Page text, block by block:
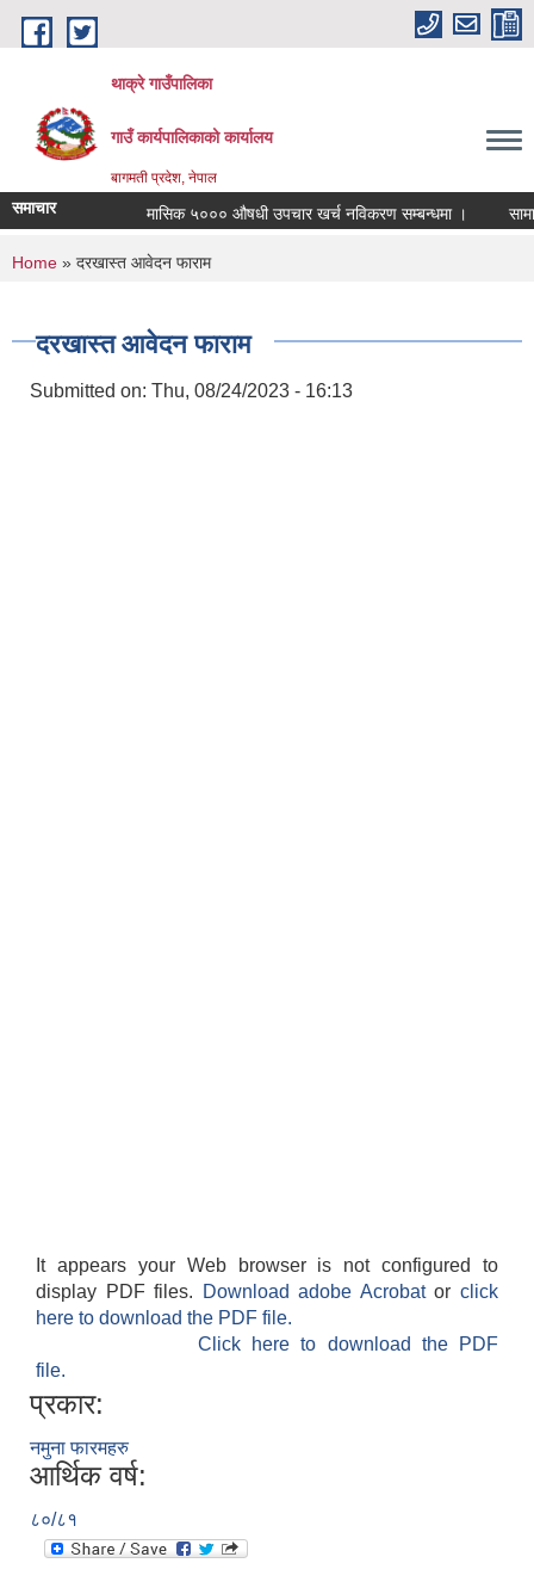
Skip to main content
थाक्रे गाउँपालिका
गाउँ कार्यपालिकाको कार्यालय
बागमती प्रदेश, नेपाल
समाचार मासिक ५००० औषधी उपचार खर्च नविकरण सम्बन्धमा ।
You are here
Home » दरखास्त आवेदन फाराम
दरखास्त आवेदन फाराम
Submitted on: Thu, 08/24/2023 - 16:13
It appears your Web browser is not configured to
display PDF files.
Download adobe Acrobatorclick
here to download the PDF file.
Click here to download the PDF
file.
प्रकार:
नमुना फारमहरु
आर्थिक वर्ष:
८०/८१